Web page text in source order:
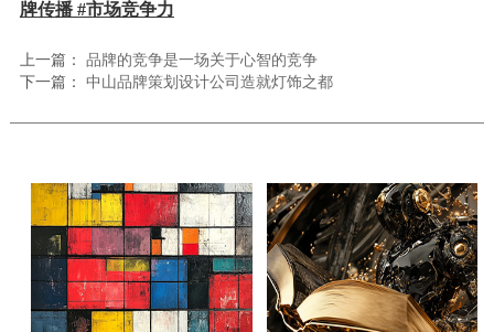
牌传播 #市场竞争力
上一篇： 品牌的竞争是一场关于心智的竞争
下一篇： 中山品牌策划设计公司造就灯饰之都